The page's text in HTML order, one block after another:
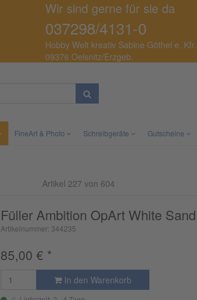
Wir sind gerne für sie da
037298/4131-0
Hobby Welt kreativ Sabine Göthel e.
09376 Oelsnitz/Erzgeb.
FineArt & Photo Schreibgeräte Gutscheine
Artikel 227 von 604
Füller Ambition OpArt White
Artikelnummer: 344235
85,00 € *
In den Warenkorb